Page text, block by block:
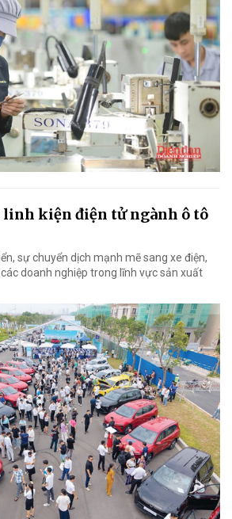
linh kiện điện tử ngành ô tô
sự chuyển dịch mạnh mẽ sang xe điện,
doanh nghiệp trong lĩnh vực sản xuất